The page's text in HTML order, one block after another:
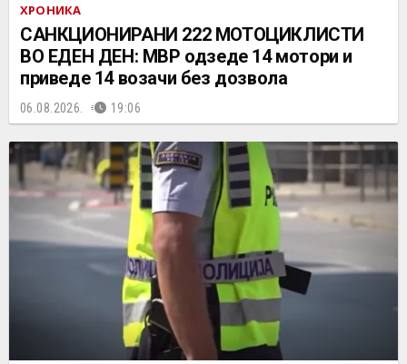
ХРОНИКА
САНКЦИОНИРАНИ 222 МОТОЦИКЛИСТИ
ВО ЕДЕН ДЕН: МВР одзеде 14 мотори и
приведе 14 возачи без дозвола
06.08.2026. 19:06